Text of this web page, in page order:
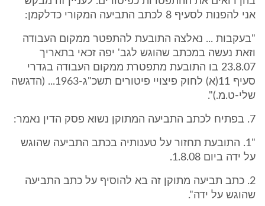
אני להפנות לסעיף 8 לכתב התביעה המקורי כדלקמן:
"בעקבות ... נאלצה התובעת להתפטר ממקום העבודה
וזאת נעשה במכתב שהוגש לגב' יפה זכאי בתאריך
23.8.07 בו התובעת מתפטרת ממקום העבודה בגדרי
סעיף 11(א) לחוק פיצויי פיטורים תשכ"ג-1963... (הדגשה
שלי-ט.מ.)".
7. בפתיח לכתב התביעה המתוקן נשוא פסק הדין נאמר:
"1. התובעת תחזור על טענותיה בכתב התביעה שהוגש
על ידה ביום 1.8.08.
2. כתב תביעה מתוקן זה בא להוסיף על כתב התביעה
שהוגש על ידה".